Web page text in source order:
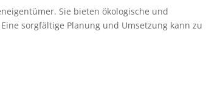
Sie bieten ökologische und
sorgfältige Planung und Umsetzung kann zu